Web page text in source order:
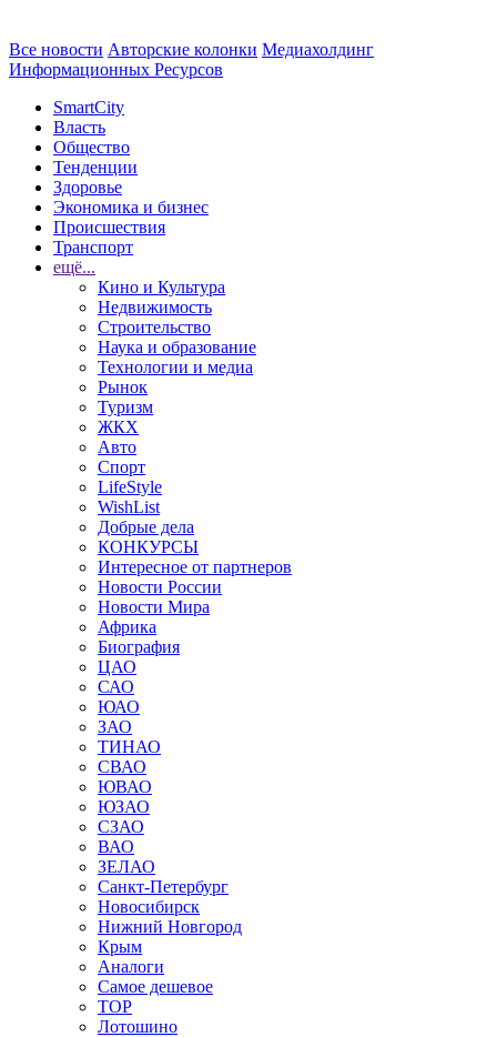
Все новости Авторские колонки Медиахолдинг
Информационных Ресурсов
SmartCity
Власть
Общество
Тенденции
Здоровье
Экономика и бизнес
Происшествия
Транспорт
ещё...
Кино и Культура
Недвижимость
Строительство
Наука и образование
Технологии и медиа
Рынок
Туризм
ЖКХ
Авто
Спорт
LifeStyle
WishList
Добрые дела
КОНКУРСЫ
Интересное от партнеров
Новости России
Новости Мира
Африка
Биография
ЦАО
САО
ЮАО
ЗАО
ТИНАО
СВАО
ЮВАО
ЮЗАО
СЗАО
ВАО
ЗЕЛАО
Санкт-Петербург
Новосибирск
Нижний Новгород
Крым
Аналоги
Самое дешевое
TOP
Лотошино